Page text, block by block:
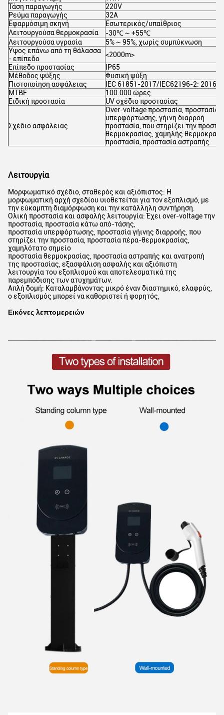
Τάση παραγωγής
220V
Ρεύμα παραγωγής
32A
Εφαρμόσιμη σκηνή
Εσωτερικός/υπαίθριος
Λειτουργούσα θερμοκρασία
-30℃ ~ +55℃
Λειτουργούσα υγρασία
5% ~ 95%, χωρίς συμπύκνωση
Ύψος επάνω από τη θάλασσα
- επίπεδο
<2000m>
Επίπεδο προστασίας
IP65
Μέθοδος ψύξης
Φυσική ψύξη
Πιστοποίηση ασφάλειας
IEC 61851-2017/IEC62196-2: 2016
MTBF
100.000 ώρες
Ειδική προστασία
UV σχέδιο προστασίας
Σχέδιο ασφάλειας
Over-voltage προστασία, προστασία
υπερφόρτωσης, γήινη διαρροή
προστασία, που στηρίζει την
θερμοκρασίας, χαμηλής
προστασία, προστασία αστραπής
Λειτουργία
Μορφωματικό σχέδιο, σταθερός και αξιόπιστος: Η
μορφωματική αρχή σχεδίου υιοθετείται για τον εξοπλισμό, με
την εύκαμπτη διαμόρφωση και την κατάλληλη συντήρηση.
Ολική προστασία και ασφαλής λειτουργία: Έχει over-voltage την
προστασία, προστασία κάτω από-τάσης,
προστασία υπερφόρτωσης, προστασία γήινης διαρροής, που
στηρίζει την προστασία, προστασία πέρα-θερμοκρασίας,
χαμηλότατο σημείο
προστασία θερμοκρασίας, προστασία αστραπής και ανατροπή
της προστασίας, εξασφάλιση ασφαλής και αξιόπιστη
λειτουργία του εξοπλισμού και αποτελεσματικά της
παρεμπόδισης των ατυχημάτων.
Απλή δομή: Καταλαμβάνοντας μικρό έναν διαστημικό, ελαφρύς,
ο εξοπλισμός μπορεί να καθοριστεί ή φορητός,
Εικόνες λεπτομερειών